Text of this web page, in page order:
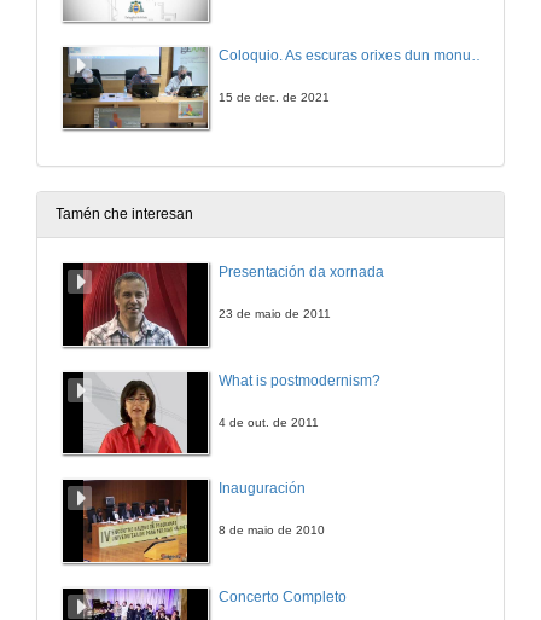
15 de dec. de 2021
Tamén che interesan
Presentación da xornada
23 de maio de 2011
What is postmodernism?
4 de out. de 2011
Inauguración
8 de maio de 2010
Concerto Completo